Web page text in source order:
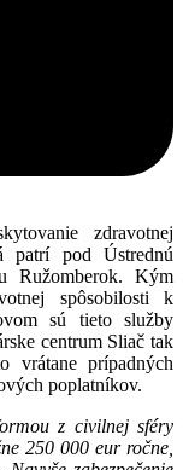
zdravotnej
patrí pod Ústrednú
Ružomberok. Kým
spôsobilosti k
sú tieto služby
centrum Sliač tak
vrátane prípadných
poplatníkov.
z civilnej sféry
250 000 eur ročne,